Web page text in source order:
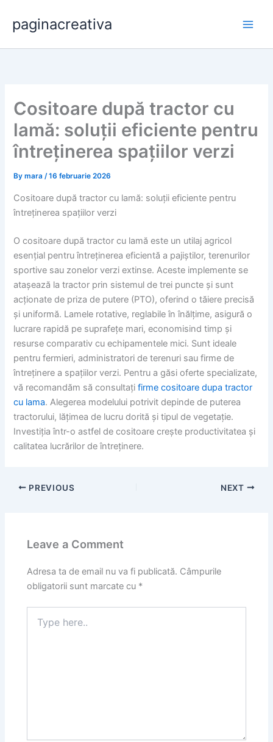
content
paginacreativa
Cositoare după tractor cu
lamă: soluții eficiente pentru
întreținerea spațiilor verzi
Bymara/16 februarie 2026
Cositoare după tractor cu lamă: soluții eficiente pentru
întreținerea spațiilor verzi
O cositoare după tractor cu lamă este un utilaj agricol
esențial pentru întreținerea eficientă a pajiștilor, terenurilor
sportive sau zonelor verzi extinse. Aceste implemente se
atașează la tractor prin sistemul de trei puncte și sunt
acționate de priza de putere (PTO), oferind o tăiere precisă
și uniformă. Lamele rotative, reglabile în înălțime, asigură o
lucrare rapidă pe suprafețe mari, economisind timp și
resurse comparativ cu echipamentele mici. Sunt ideale
pentru fermieri, administratori de terenuri sau firme de
întreținere a spațiilor verzi. Pentru a găsi oferte specializate,
vă recomandăm să consultațifirme cositoare dupa tractor
cu lama. Alegerea modelului potrivit depinde de puterea
tractorului, lățimea de lucru dorită și tipul de vegetație.
Investiția într-o astfel de cositoare crește productivitatea și
calitatea lucrărilor de întreținere.
PREVIOUS NEXT
Leave a Comment
Adresa ta de email nu va fi publicată. Câmpurile
obligatorii sunt marcate cu *
here..